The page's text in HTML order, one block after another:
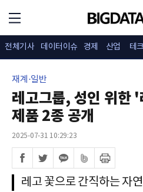
전체기사 데이터이슈 경제 산업 테
재계·일반
레고그룹, 성인 위한
제품 2종 공개
2025-07-31 10:29:23
레고 꽃으로 간직하는 자